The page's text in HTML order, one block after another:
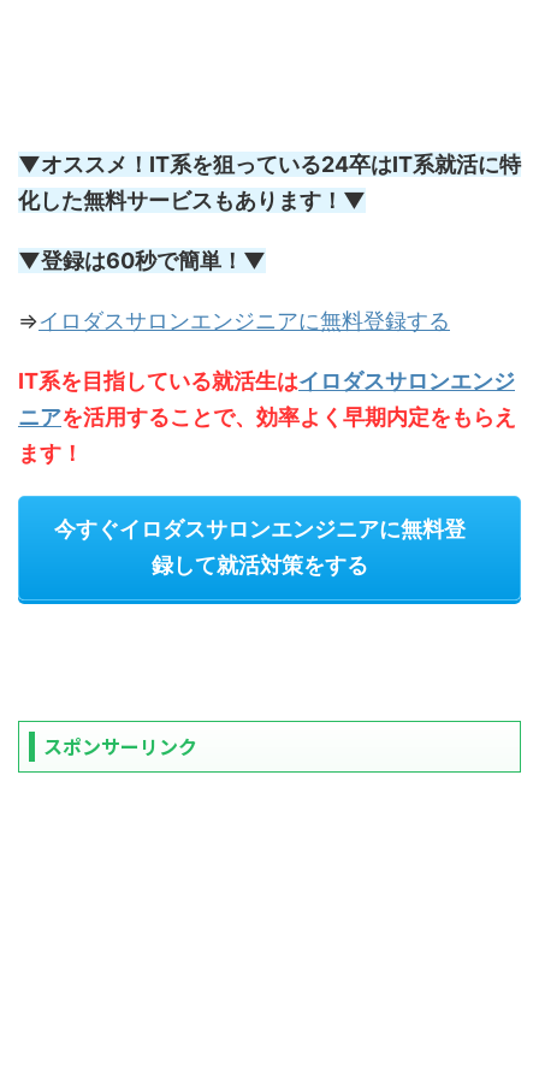
▼オススメ！IT系を狙っている24卒はIT系就活に特
化した無料サービスもあります！▼
▼登録は60秒で簡単！▼
⇒イロダスサロンエンジニアに無料登録する
IT系を目指している就活生はイロダスサロンエンジ
ニアを活用することで、効率よく早期内定をもらえ
ます！
今すぐイロダスサロンエンジニアに無料登
録して就活対策をする
スポンサーリンク